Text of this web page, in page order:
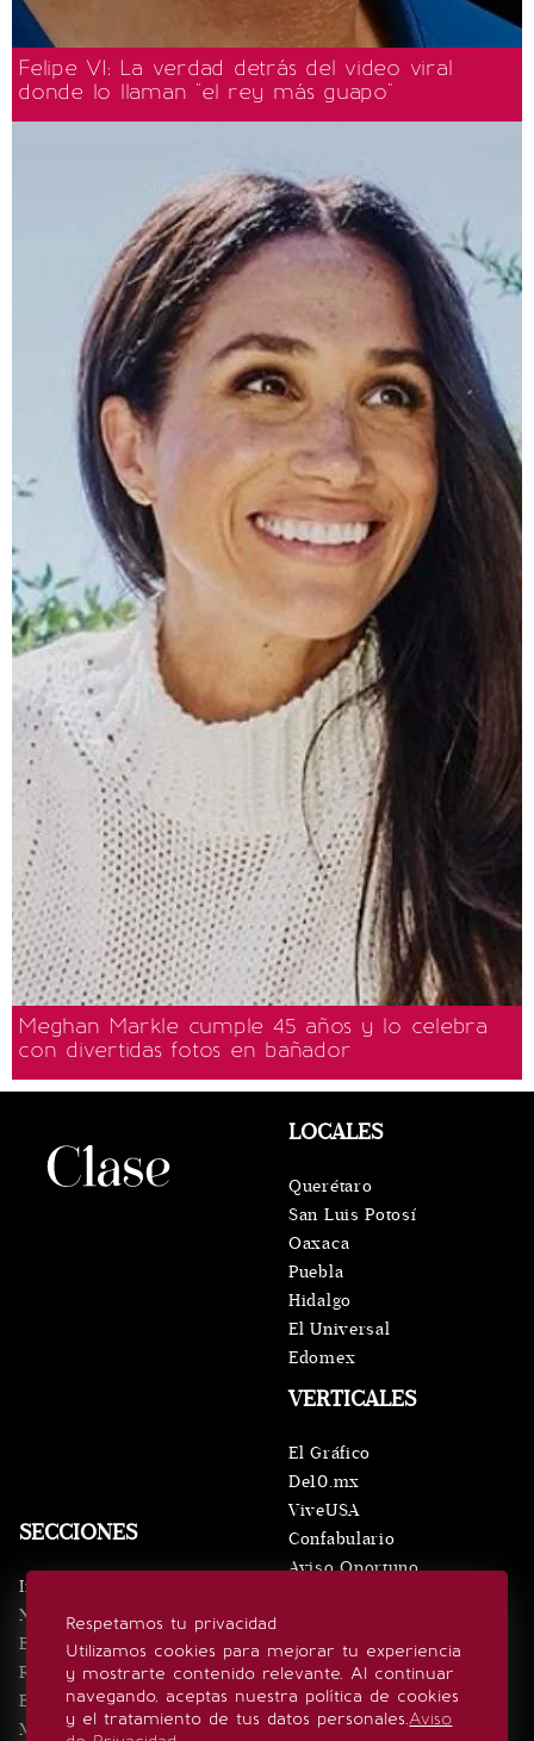
Felipe VI: La verdad detrás del video viral
donde lo llaman "el rey más guapo"
Meghan Markle cumple 45 años y lo celebra
con divertidas fotos en bañador
Respetamos tu privacidad
Utilizamos cookies para mejorar tu experiencia
y mostrarte contenido relevante. Al continuar
navegando, aceptas nuestra política de cookies
y el tratamiento de tus datos personales.Aviso
SECCIONES
Inicio
Noticias
Eventos
Realeza
Estilo de vida
Minuto x Minuto
VERTICALES
El Gráfico
De10.mx
ViveUSA
Confabulario
Aviso Oportuno
LOCALES
Querétaro
San Luis Potosí
Oaxaca
Puebla
Hidalgo
El Universal
Edomex
SÍGUENOS